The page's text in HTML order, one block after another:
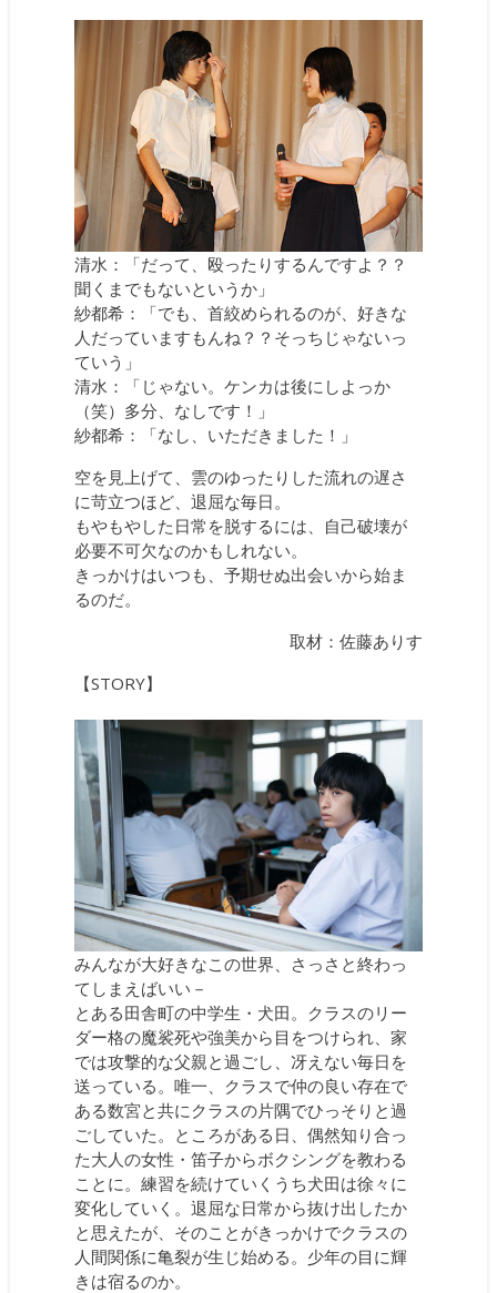
清水：「だって、殴ったりするんですよ？？
聞くまでもないというか」
紗都希：「でも、首絞められるのが、好きな
人だっていますもんね？？そっちじゃないっ
ていう」
清水：「じゃない。ケンカは後にしよっか
（笑）多分、なしです！」
紗都希：「なし、いただきました！」
空を見上げて、雲のゆったりした流れの遅さ
に苛立つほど、退屈な毎日。
もやもやした日常を脱するには、自己破壊が
必要不可欠なのかもしれない。
きっかけはいつも、予期せぬ出会いから始ま
るのだ。
取材：佐藤ありす
【STORY】
みんなが大好きなこの世界、さっさと終わっ
てしまえばいい－
とある田舎町の中学生・犬田。クラスのリー
ダー格の魔裟死や強美から目をつけられ、家
では攻撃的な父親と過ごし、冴えない毎日を
送っている。唯一、クラスで仲の良い存在で
ある数宮と共にクラスの片隅でひっそりと過
ごしていた。ところがある日、偶然知り合っ
た大人の女性・笛子からボクシングを教わる
ことに。練習を続けていくうち犬田は徐々に
変化していく。退屈な日常から抜け出したか
と思えたが、そのことがきっかけでクラスの
人間関係に亀裂が生じ始める。少年の目に輝
きは宿るのか。